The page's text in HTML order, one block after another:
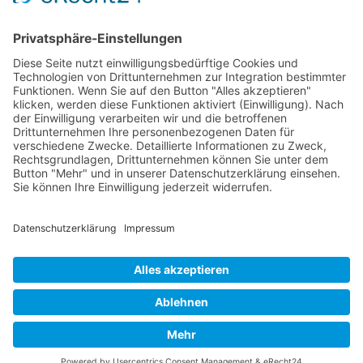
Kompakt Serie
Limited Edition
Schmalspur
Service
Kontakt
Datenschutz
AGB
Copyright © ILAFA eG Radolfzell | Änderungen und Irrtümer
vorbehalten. Abbildungen ähnlich.